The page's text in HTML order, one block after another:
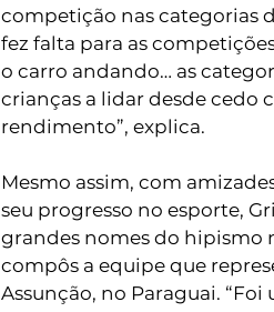
competição nas categorias
fez falta para as
o carro andando… as
crianças a lidar desde cedo
rendimento”, explica.
Mesmo assim, com
seu progresso no esporte,
grandes nomes do hipismo
compôs a equipe que
Assunção, no Paraguai.